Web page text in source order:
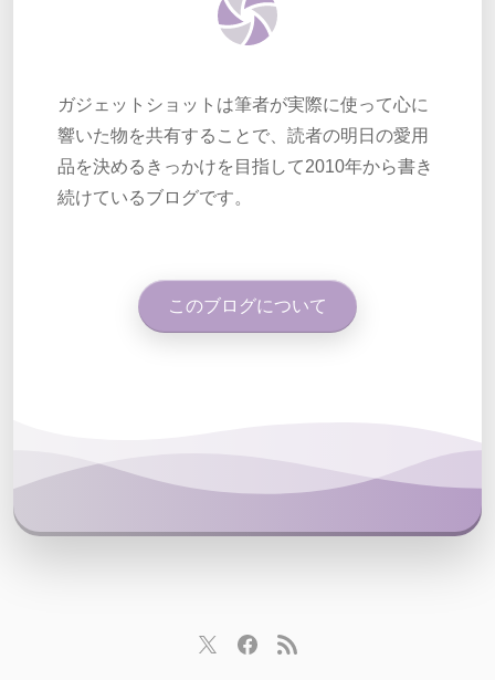
ガジェットショットは筆者が実際に使って心に
響いた物を共有することで、読者の明日の愛用
品を決めるきっかけを目指して2010年から書き
続けているブログです。
このブログについて